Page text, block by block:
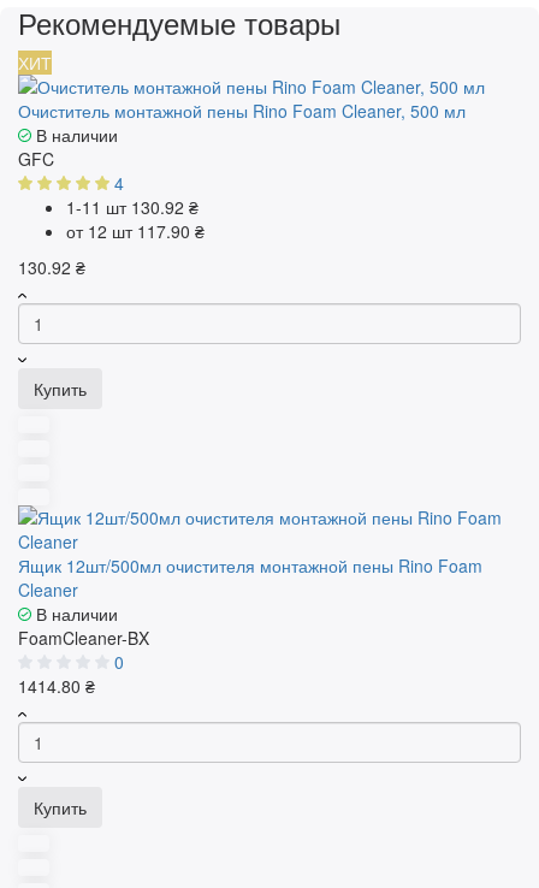
Рекомендуемые товары
ХИТ
Очиститель монтажной пены Rino Foam Cleaner, 500 мл
В наличии
GFC
4
1-11 шт 130.92 ₴
от 12 шт 117.90 ₴
130.92 ₴
Купить
Ящик 12шт/500мл очистителя монтажной пены Rino Foam
Cleaner
В наличии
FoamCleaner-BX
0
1414.80 ₴
Купить